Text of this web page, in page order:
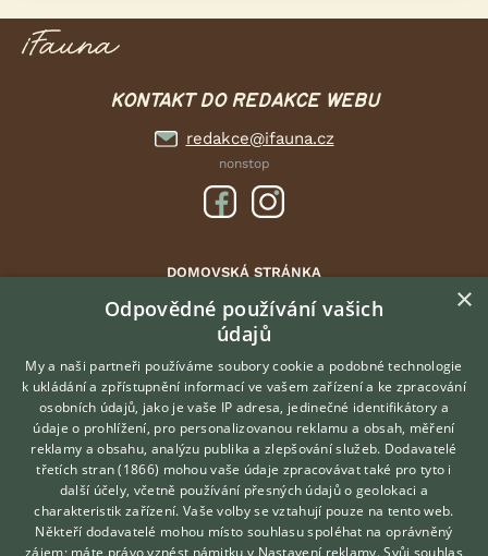
KONTAKT DO REDAKCE WEBU
redakce@ifauna.cz
nonstop
DOMOVSKÁ STRÁNKA
INZERCE
DISKUSE
ATLAS
O nás
Kontakt
Možnosti zvýraznění inzerátů
Podmínky užití
Hledáte zvířecího kamaráda?
Zdarma vám poradí
VETERINÁŘ ONLINE
KONZULTOVAT S
×
Odpovědné používání vašich
údajů
My a naši partneři používáme soubory cookie a podobné technologie
k ukládání a zpřístupnění informací ve vašem zařízení a ke zpracování
osobních údajů, jako je vaše IP adresa, jedinečné identifikátory a
údaje o prohlížení, pro personalizovanou reklamu a obsah, měření
reklamy a obsahu, analýzu publika a zlepšování služeb. Dodavatelé
třetích stran (1866) mohou vaše údaje zpracovávat také pro tyto i
další účely, včetně používání přesných údajů o geolokaci a
charakteristik zařízení. Vaše volby se vztahují pouze na tento web.
Někteří dodavatelé mohou místo souhlasu spoléhat na oprávněný
zájem; máte právo vznést námitku v Nastavení reklamy. Svůj souhlas